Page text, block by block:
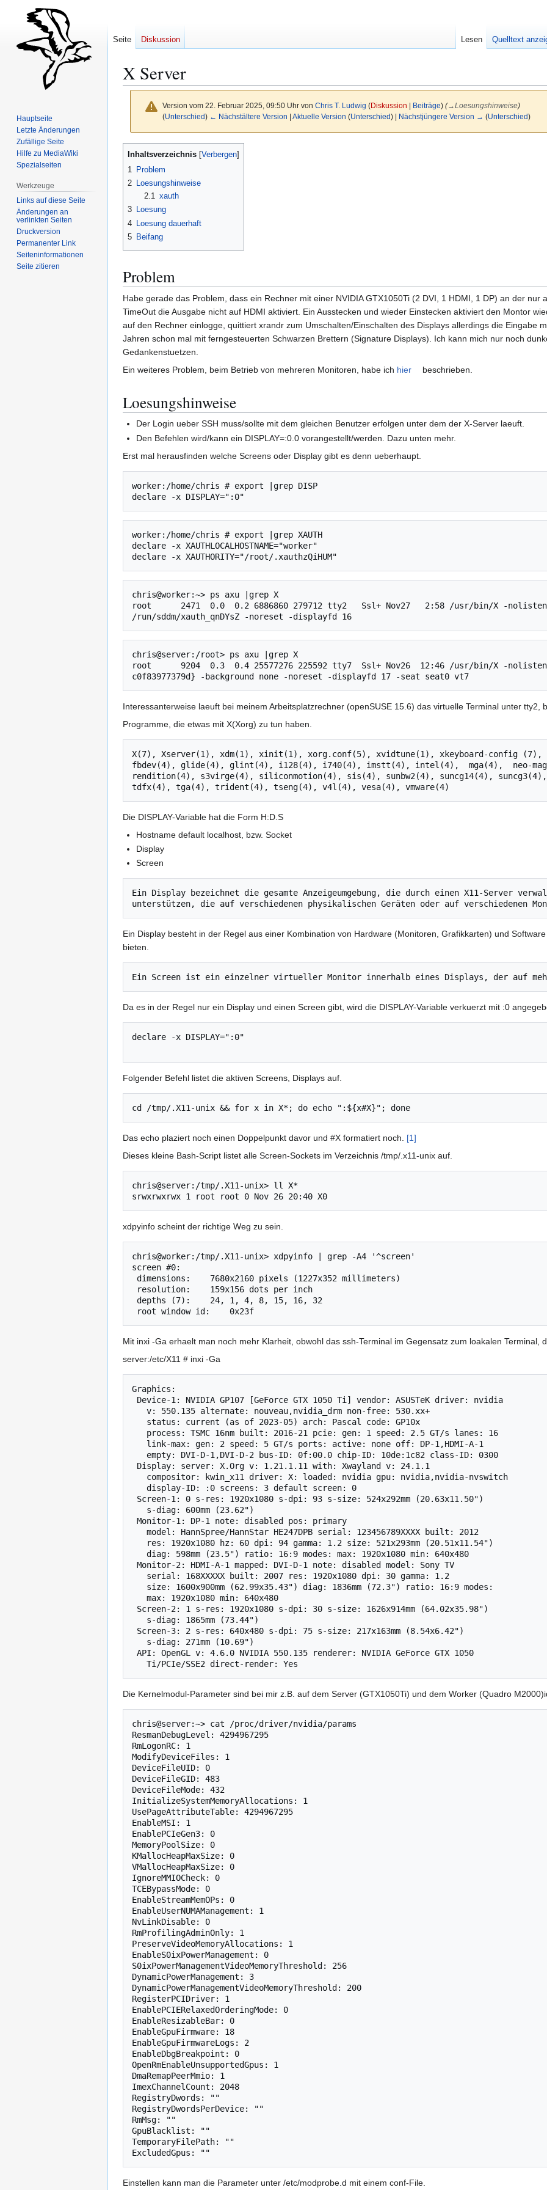
X Server
Version vom 22. Februar 2025, 09:50 Uhr von Chris T. Ludwig (Diskussion Beiträge) (→Loesungshinweise)
(Unterschied) ← Nächstältere Version Aktuelle Version (Unterschied) | Nächstjüngere Version → (Unterschied)
Zur
Zur
Inhaltsverzeichnis
1
Problem
2
Loesungshinweise
2.1
xauth
3 Loesung
4 Loesung dauerhaft
5 Beifang
Problem
Habe gerade das Problem, dass ein Rechner mit einer NVIDIA GTX1050Ti (2 DVI, 1 HDMI, 1 DP) an der
TimeOut die Ausgabe nicht auf HDMI aktiviert. Ein Ausstecken und wieder Einstecken aktiviert den Montor
auf den Rechner einlogge, quittiert xrandr zum Umschalten/Einschalten des Displays allerdings die Eingabe
Jahren schon mal mit ferngesteuerten Schwarzen Brettern (Signature Displays). Ich kann mich nur noch
Gedankenstuetzen.
Ein weiteres Problem, beim Betrieb von mehreren Monitoren, habe ich hier beschrieben.
Loesungshinweise
Der Login ueber SSH muss/sollte mit dem gleichen Benutzer erfolgen unter dem der X-Server laeuft.
Den Befehlen wird/kann ein DISPLAY=:0.0 vorangestellt/werden. Dazu unten mehr.
Erst mal herausfinden welche Screens oder Display gibt es denn ueberhaupt.
worker:/home/chris # export |grep DISP
worker:/home/chris # export |grep XAUTH
declare -x XAUTHLOCALHOSTNAME="worker"
chris@worker:~> ps axu |grep X
root      2471  0.0  0.2 6886860 279712 tty2   Ssl+ Nov27   2:58 /usr/bin/X -
chris@server:/root> ps axu |grep X
root      9204  0.3  0.4 25577276 225592 tty7  Ssl+ Nov26  12:46 /usr/bin/X -nolisten
Interessanterweise laeuft bei meinem Arbeitsplatzrechner (openSUSE 15.6) das virtuelle Terminal unter tty2,
Programme, die etwas mit X(Xorg) zu tun haben.
X(7), Xserver(1), xdm(1), xinit(1), xorg.conf(5), xvidtune(1), xkeyboard-config
fbdev(4), glide(4), glint(4), i128(4), i740(4), imstt(4), intel(4),  mga(4),  neo-
rendition(4), s3virge(4), siliconmotion(4), sis(4), sunbw2(4), suncg14(4),
Die DISPLAY-Variable hat die Form H:D.S
Hostname default localhost, bzw. Socket
Display
Screen
Ein Display bezeichnet die gesamte Anzeigeumgebung, die durch einen X11-Server
Ein Display besteht in der Regel aus einer Kombination von Hardware (Monitoren, Grafikkarten) und
bieten.
Da es in der Regel nur ein Display und einen Screen gibt, wird die DISPLAY-Variable verkuerzt mit :0
declare -x DISPLAY=":0"
Folgender Befehl listet die aktiven Screens, Displays auf.
Das echo plaziert noch einen Doppelpunkt davor und #X formatiert noch. [1]
Dieses kleine Bash-Script listet alle Screen-Sockets im Verzeichnis /tmp/.x11-unix auf.
chris@server:/tmp/.X11-unix> ll X*
xdpyinfo scheint der richtige Weg zu sein.
chris@worker:/tmp/.X11-unix> xdpyinfo | grep -A4 '^screen'
screen #0:
Mit inxi -Ga erhaelt man noch mehr Klarheit, obwohl das ssh-Terminal im Gegensatz zum loakalen Terminal,
server:/etc/X11 # inxi -Ga
Graphics:
Die Kernelmodul-Parameter sind bei mir z.B. auf dem Server (GTX1050Ti) und dem Worker (Quadro
chris@server:~> cat /proc/driver/nvidia/params
ResmanDebugLevel: 4294967295
RmLogonRC: 1
ModifyDeviceFiles: 1
DeviceFileUID: 0
DeviceFileGID: 483
DeviceFileMode: 432
InitializeSystemMemoryAllocations: 1
UsePageAttributeTable: 4294967295
EnableMSI: 1
EnablePCIeGen3: 0
MemoryPoolSize: 0
KMallocHeapMaxSize: 0
VMallocHeapMaxSize: 0
IgnoreMMIOCheck: 0
TCEBypassMode: 0
EnableStreamMemOPs: 0
EnableUserNUMAManagement: 1
NvLinkDisable: 0
RmProfilingAdminOnly: 1
PreserveVideoMemoryAllocations: 1
EnableS0ixPowerManagement: 0
S0ixPowerManagementVideoMemoryThreshold: 256
DynamicPowerManagement: 3
DynamicPowerManagementVideoMemoryThreshold: 200
RegisterPCIDriver: 1
EnablePCIERelaxedOrderingMode: 0
EnableResizableBar: 0
EnableGpuFirmware: 18
EnableGpuFirmwareLogs: 2
EnableDbgBreakpoint: 0
OpenRmEnableUnsupportedGpus: 1
DmaRemapPeerMmio: 1
ImexChannelCount: 2048
RegistryDwords: ""
RegistryDwordsPerDevice: ""
RmMsg: ""
GpuBlacklist: ""
TemporaryFilePath: ""
Einstellen kann man die Parameter unter /etc/modprobe.d mit einem conf-File.
Seite Diskussion Lesen Quelltext
Hauptseite
Letzte Änderungen
Zufällige Seite
Hilfe zu MediaWiki
Spezialseiten
Werkzeuge
Links auf diese Seite
Änderungen an
verlinkten Seiten
Druckversion
Permanenter Link
Seiten­­informationen
Seite zitieren